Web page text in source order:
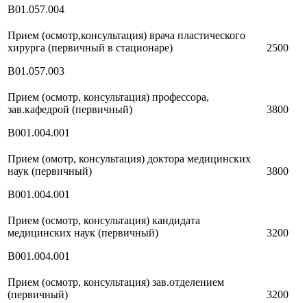
В01.057.004
Прием (осмотр,консультация) врача пластического
хирурга (первичный в стационаре)
В01.057.003
2500
Прием (осмотр, консультация) профессора,
зав.кафедрой (первичный)
В001.004.001
3800
Прием (омотр, консультация) доктора медицинских
наук (первичный)
В001.004.001
3800
Прием (осмотр, консультация) кандидата
медицинских наук (первичный)
В001.004.001
3200
Прием (осмотр, консультация) зав.отделением
(первичный)
3200